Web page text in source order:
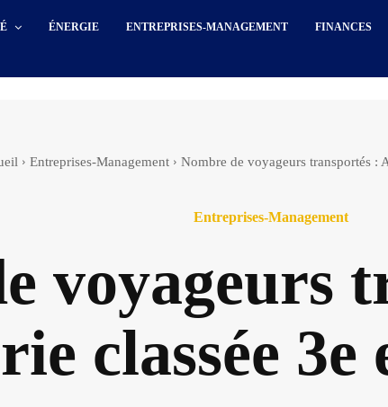
ÉNERGIE ENTREPRISES-MANAGEMENT FINANCES
Entreprises-Management Nombre de voyageurs transportés :
Entreprises-Management
voyageurs
classée